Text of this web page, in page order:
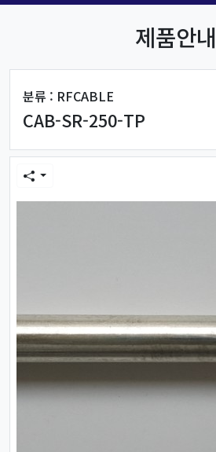
제품안내
분류 : RFCABLE
CAB-SR-250-TP
본문